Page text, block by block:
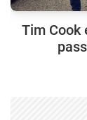
Tim Cook